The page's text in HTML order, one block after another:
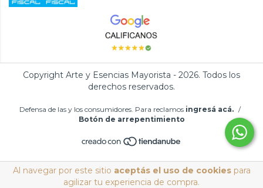
Al navegar por este sitio aceptás el uso de cookiespara
agilizar tu experiencia de compra.
Copyright Arte y Esencias Mayorista - 2026. Todos los
derechos reservados.
Defensa de las y los consumidores. Para reclamos ingresá acá. /
Botón de arrepentimiento